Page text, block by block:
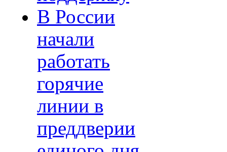
В России
начали
работать
горячие
линии в
преддверии